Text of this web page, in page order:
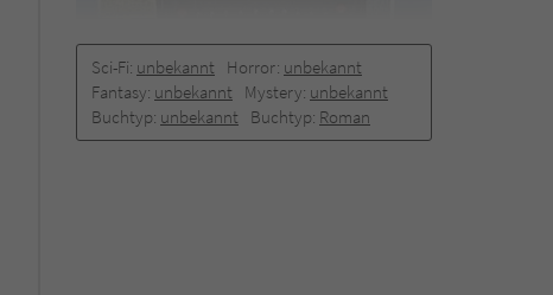
Sci-Fi: unbekannt Horror: unbekannt
Fantasy: unbekannt Mystery: unbekannt
Buchtyp: unbekannt Buchtyp: Roman